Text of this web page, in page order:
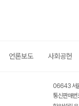
언론보도 사회공헌
06643 서
통신판매